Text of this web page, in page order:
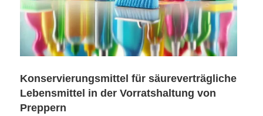
Konservierungsmittel für säureverträgliche
Lebensmittel in der Vorratshaltung von
Preppern